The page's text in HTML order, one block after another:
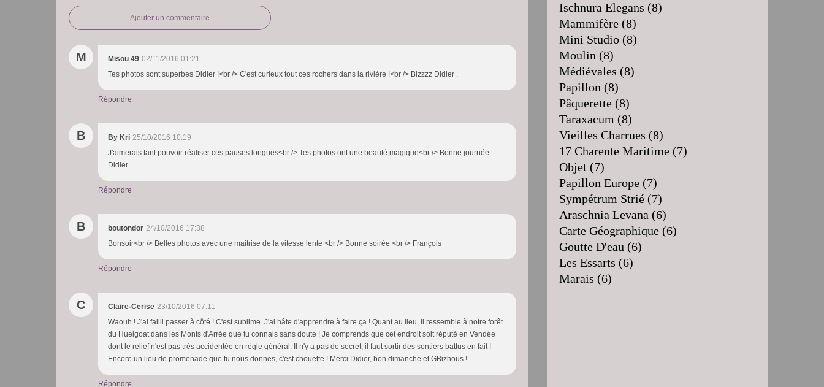
Ajouter un commentaire
M Misou 49 02/11/2016 01:21
Tes photos sont superbes Didier !<br /> C'est curieux tout ces rochers dans la rivière !<br /> Bizzzz Didier .
Répondre
B By Kri 25/10/2016 10:19
J'aimerais tant pouvoir réaliser ces pauses longues<br /> Tes photos ont une beauté magique<br /> Bonne journée
Didier
Répondre
B boutondor 24/10/2016 17:38
Bonsoir<br /> Belles photos avec une maitrise de la vitesse lente <br /> Bonne soirée <br /> François
Répondre
C Claire-Cerise 23/10/2016 07:11
Waouh ! J'ai failli passer à côté ! C'est sublime. J'ai hâte d'apprendre à faire ça ! Quant au lieu, il ressemble à notre forêt
du Huelgoat dans les Monts d'Arrée que tu connais sans doute ! Je comprends que cet endroit soit réputé en Vendée
dont le relief n'est pas très accidentée en règle général. Il n'y a pas de secret, il faut sortir des sentiers battus en fait !
Encore un lieu de promenade que tu nous donnes, c'est chouette ! Merci Didier, bon dimanche et GBizhous !
Répondre
Ischnura Elegans (8)
Mammifère (8)
Mini Studio (8)
Moulin (8)
Médiévales (8)
Papillon (8)
Pâquerette (8)
Taraxacum (8)
Vieilles Charrues (8)
17 Charente Maritime (7)
Objet (7)
Papillon Europe (7)
Sympétrum Strié (7)
Araschnia Levana (6)
Carte Géographique (6)
Goutte D'eau (6)
Les Essarts (6)
Marais (6)